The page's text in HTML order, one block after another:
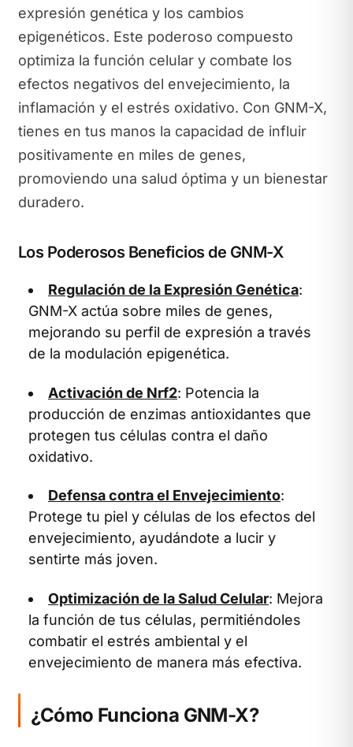
expresión genética y los cambios
epigenéticos. Este poderoso compuesto
optimiza la función celular y combate los
efectos negativos del envejecimiento, la
inflamación y el estrés oxidativo. Con GNM-X,
tienes en tus manos la capacidad de influir
positivamente en miles de genes,
promoviendo una salud óptima y un bienestar
duradero.
Los Poderosos Beneficios de GNM-X
Regulación de la Expresión Genética:
GNM-X actúa sobre miles de genes,
mejorando su perfil de expresión a través
de la modulación epigenética.
Activación de Nrf2: Potencia la
producción de enzimas antioxidantes que
protegen tus células contra el daño
oxidativo.
Defensa contra el Envejecimiento:
Protege tu piel y células de los efectos del
envejecimiento, ayudándote a lucir y
sentirte más joven.
Optimización de la Salud Celular: Mejora
la función de tus células, permitiéndoles
combatir el estrés ambiental y el
envejecimiento de manera más efectiva.
¿Cómo Funciona GNM-X?